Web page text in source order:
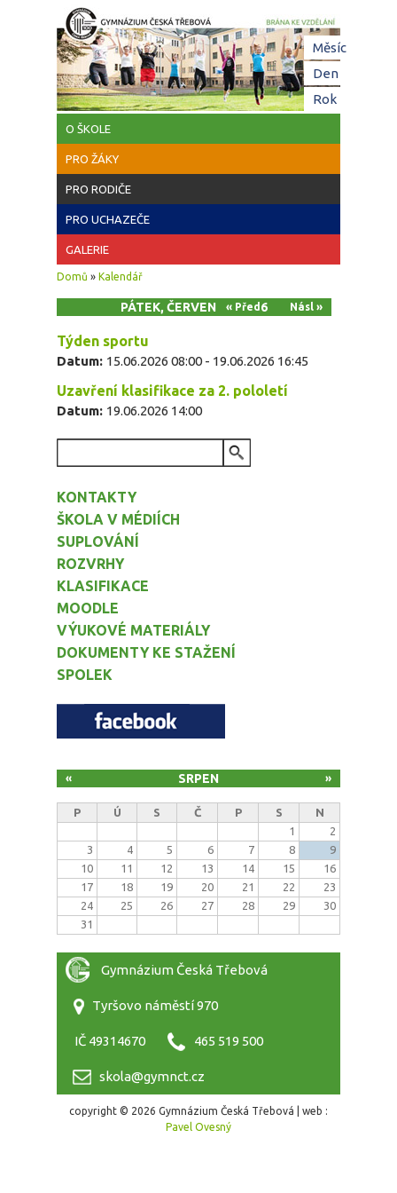
Přejít k hlavnímu obsahu
O ŠKOLE
PRO ŽÁKY
PRO RODIČE
PRO UCHAZEČE
GALERIE
Jste zde
Domů » Kalendář
PÁTEK, ČERVEN 19, 2026
« Před Násl »
Týden sportu
Datum: 15.06.2026 08:00 - 19.06.2026 16:45
Uzavření klasifikace za 2. pololetí
Datum: 19.06.2026 14:00
KONTAKTY
ŠKOLA V MÉDIÍCH
SUPLOVÁNÍ
ROZVRHY
KLASIFIKACE
MOODLE
VÝUKOVÉ MATERIÁLY
DOKUMENTY KE STAŽENÍ
SPOLEK
SRPEN
« »
P Ú S Č P S
N
1
2
3
4 5 6 7 8
9
10
11 12 13 14 15
16
17
18 19 20 21 22
23
24
25 26 27 28 29
30
31
Gymnázium Česká Třebová
Tyršovo náměstí 970
IČ 49314670 465 519 500
skola@gymnct.cz
copyright © 2026 Gymnázium Česká Třebová | web :
Pavel Ovesný
Měsíc
Den(aktivní
Rok